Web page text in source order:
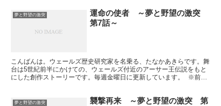
夢と野望の激突
運命の使者 ～夢と野望の激突
第7話～
こんばんは。ウェールズ歴史研究家を名乗る、たなかあきらです。舞
台は5世紀前半にかけての、ウェールズ付近のアーサー王伝説をもと
にした創作ストーリーです。毎週金曜日に更新しています。 ※前回
夢と野望の激突
襲撃再来 ～夢と野望の激突 第